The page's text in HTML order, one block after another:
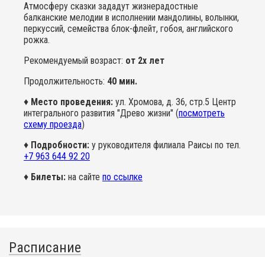
Атмосферу сказки зададут жизнерадостные
балканские мелодии в исполнении мандолины, волынки,
перкуссий, семейства блок-флейт, гобоя, английского
рожка.
Рекомендуемый возраст: от 2х лет
Продолжительность: 40 мин.
♦ Место проведения: ул. Хромова, д. 36, стр.5 Центр
интегрального развития "Древо жизни" (посмотреть
схему проезда)
♦ Подробности: у руководителя филиала Раисы по тел.
+7 963 644 92 20
♦ Билеты: на сайте по ссылке
Расписание